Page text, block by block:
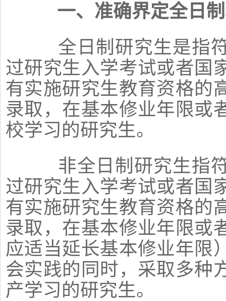
一、准确界定全日
全日制研究生是指符
过研究生入学考试或者国
有实施研究生教育资格的
录取，在基本修业年限或
校学习的研究生。
非全日制研究生指符
过研究生入学考试或者国
有实施研究生教育资格的
录取，在基本修业年限或
应适当延长基本修业年限
会实践的同时，采取多种
产学习的研究生。